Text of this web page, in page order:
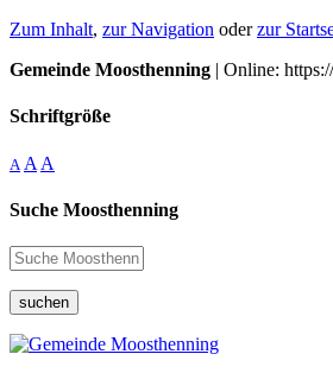
Zum Inhalt, zur Navigation oderzur
Gemeinde Moosthenning | Online:
Schriftgröße
A A A
Suche Moosthenning
suchen